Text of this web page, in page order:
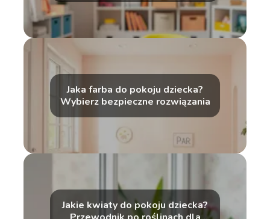
Jaka farba do pokoju dziecka?
Wybierz bezpieczne rozwiązania
Jakie kwiaty do pokoju dziecka?